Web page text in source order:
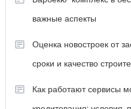
важные аспекты
Оценка новостроек от
сроки и качество
Как работают сервисы